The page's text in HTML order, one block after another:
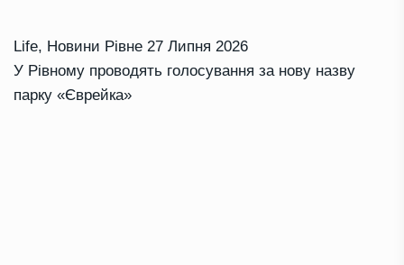
Life, Новини Рівне 27 Липня 2026
У Рівному проводять голосування за нову назву
парку «Єврейка»